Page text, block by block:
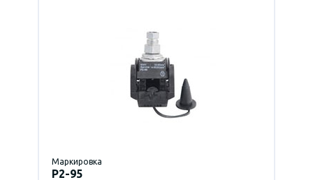
Маркировка
P2-95